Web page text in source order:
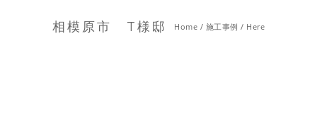
相模原市 T様邸 Home / 施工事例 / Here